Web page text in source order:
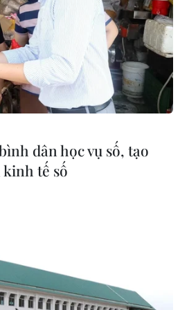
mặt bằng,
cụm công
500 tỷ
cư cho
triển thị
mạnh, bền
dân học vụ số, tạo
tế số